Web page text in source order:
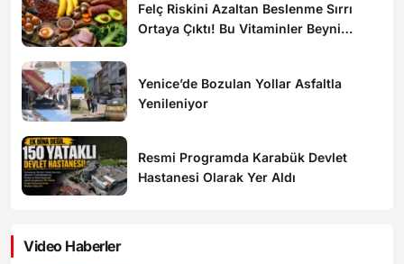
Felç Riskini Azaltan Beslenme Sırrı
Ortaya Çıktı! Bu Vitaminler Beyni
Yenice’de Bozulan Yollar Asfaltla
Yenileniyor
Resmi Programda Karabük Devlet
Hastanesi Olarak Yer Aldı
Video Haberler